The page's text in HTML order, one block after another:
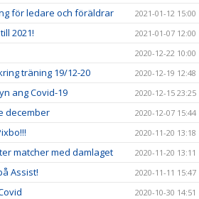
för ledare och föräldrar 2021-01-12 15:00
2021!
2021-01-07 12:00
2020-12-22 10:00
träning 19/12-20 2020-12-19 12:48
ang Covid-19 2020-12-15 23:25
december 2020-12-07 15:44
2020-11-20 13:18
matcher med damlaget 2020-11-20 13:11
Assist! 2020-11-11 15:47
2020-10-30 14:51